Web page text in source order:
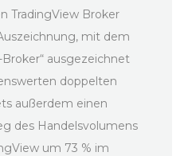
TradingView Broker
mit dem
ausgezeichnet
doppelten
außerdem einen
des Handelsvolumens
um 73 % im